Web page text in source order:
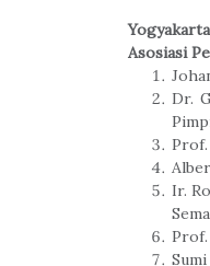
Asosiasi
Dr.
Prof.
Ir.
Prof.